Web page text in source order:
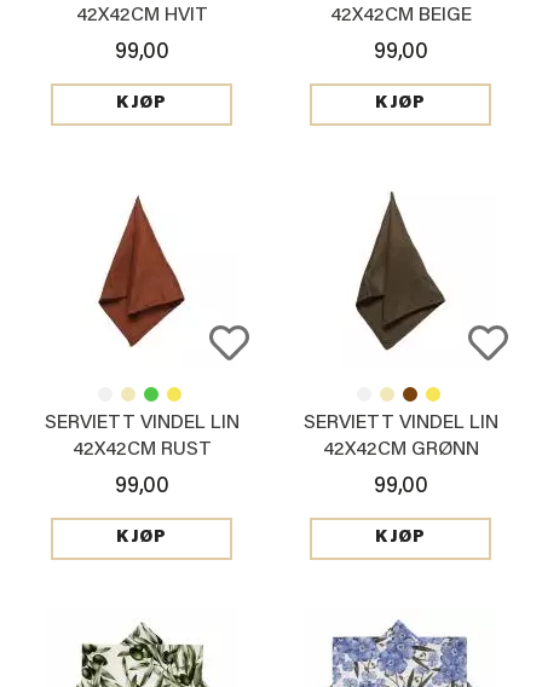
42X42CM HVIT
99,00
KJØP
42X42CM BEIGE
99,00
KJØP
SERVIETT VINDEL LIN
42X42CM RUST
99,00
KJØP
SERVIETT VINDEL LIN
42X42CM GRØNN
99,00
KJØP